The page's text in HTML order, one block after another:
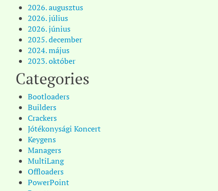
2026. augusztus
2026. július
2026. június
2025. december
2024. május
2023. október
Categories
Bootloaders
Builders
Crackers
Jótékonysági Koncert
Keygens
Managers
MultiLang
Offloaders
PowerPoint